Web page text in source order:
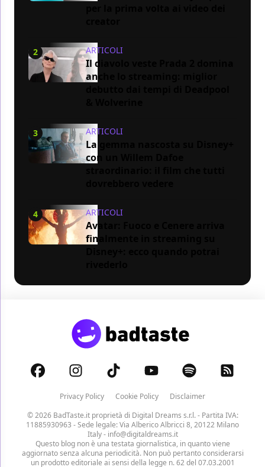
2 ARTICOLI
Il diavolo veste Prada 2 domina
anche lo streaming: miglior
3 ARTICOLI
La gemma nascosta su Disney+
con un Willem Dafoe
4 ARTICOLI
Avatar: Fuoco e Cenere arriva
finalmente in streaming su
Privacy Policy Cookie Policy
Disclaimer
© 2026 BadTaste.it proprietà di Digital Dreams s.r.l.- Partita IVA:
11885930963 - Sede legale: Via Alberico Albricci 8, 20122 Milano
Italy - info@digitaldreams.it
Questo blog non è una testata giornalistica, in quanto viene
aggiornato senza alcuna periodicità. Non può pertanto considerarsi
un prodotto editoriale ai sensi della legge n. 62 del 07.03.2001